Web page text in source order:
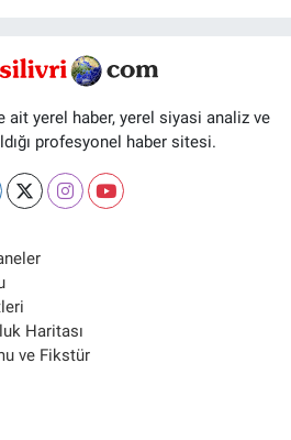
yerel haber, yerel siyasi analiz ve
profesyonel haber sitesi.
Haritası
ve Fikstür